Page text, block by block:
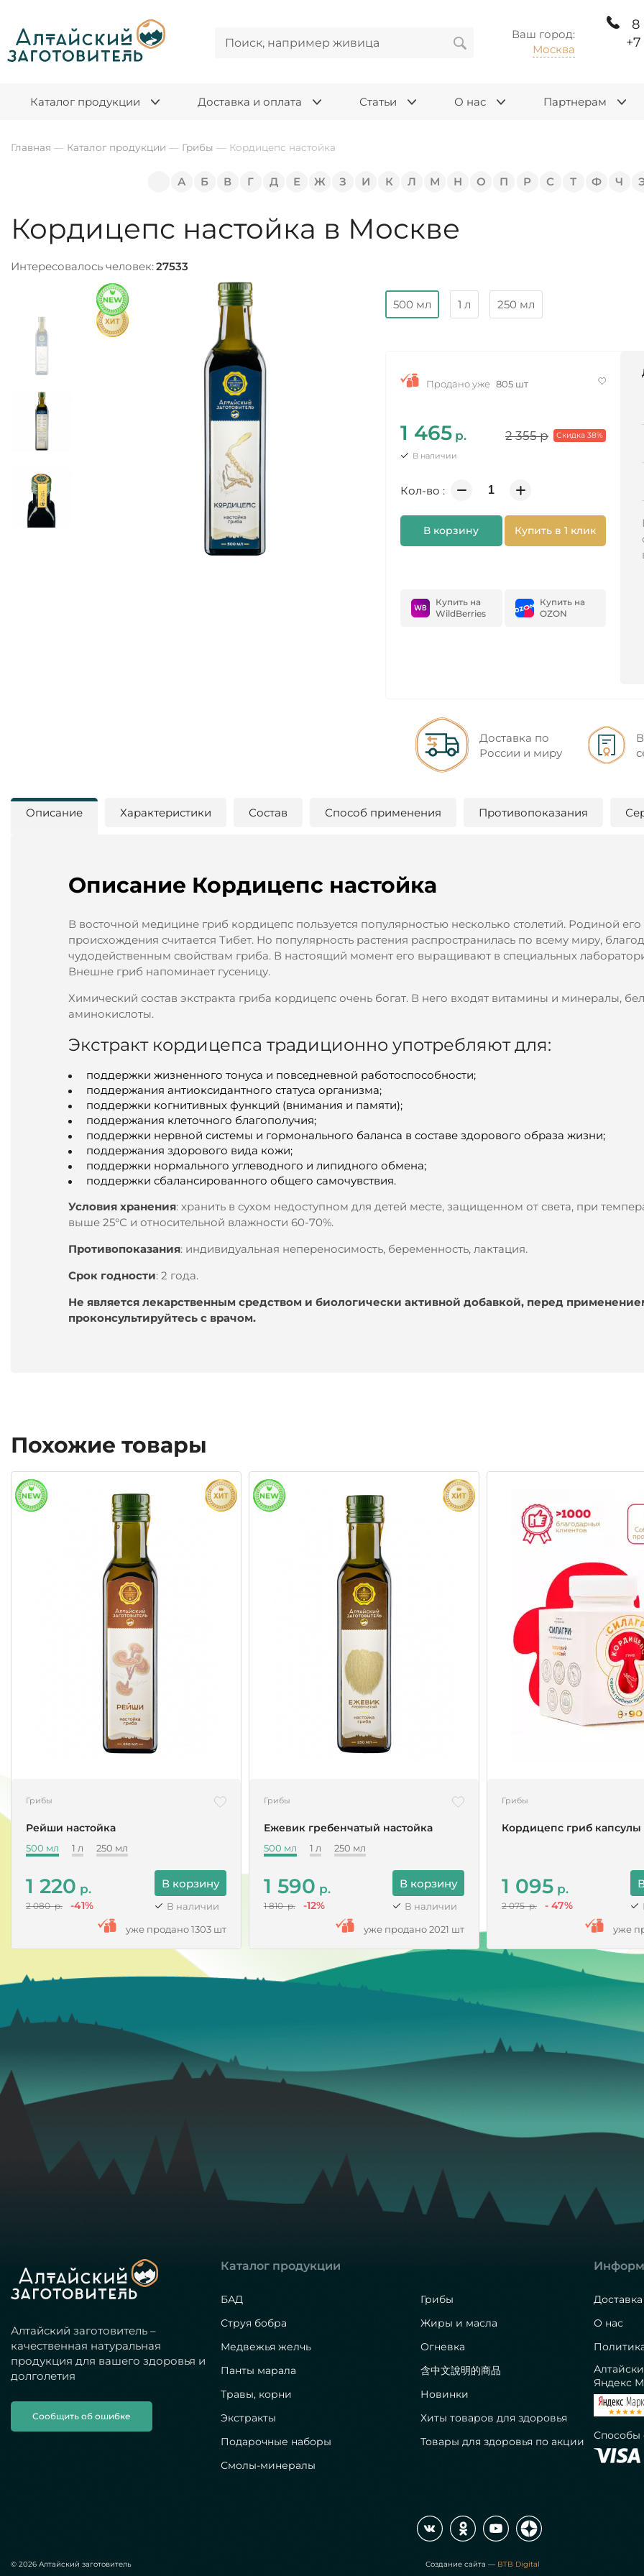
Ваш город:
Москва
8
Каталог продукции Доставка и оплата Статьи О нас Партнерам
Главная — Каталог продукции — Грибы — Кордицепс настойка
А Б В Г Д Е Ж З И К Л М Н О П Р С Т Ф Ч
Кордицепс настойка в Москве
Интересовалось человек:27533
500 мл 1 л 250 мл
Продано уже 805 шт
1 465 р. 2 355р Скидка 38%
В наличии
Кол-во :
В корзину Купить в 1 клик
Купить на
WildBerries
Купить на
OZON
Доставка по
России и миру
Описание Характеристики Состав Способ применения Противопоказания
Описание Кордицепс настойка
В восточной медицине гриб кордицепс пользуется популярностью несколько столетий. Родиной его
происхождения считается Тибет. Но популярность растения распространилась по всему миру,
чудодейственным свойствам гриба. В настоящий момент его выращивают в специальных
Внешне гриб напоминает гусеницу.
Химический состав экстракта гриба кордицепс очень богат. В него входят витамины и минералы,
аминокислоты.
Экстракт кордицепса традиционно употребляют для:
поддержки жизненного тонуса и повседневной работоспособности;
поддержания антиоксидантного статуса организма;
поддержки когнитивных функций (внимания и памяти);
поддержания клеточного благополучия;
поддержки нервной системы и гормонального баланса в составе здорового образа жизни;
поддержания здорового вида кожи;
поддержки нормального углеводного и липидного обмена;
поддержки сбалансированного общего самочувствия.
Условия хранения: хранить в сухом недоступном для детей месте, защищенном от света, при
выше 25°С и относительной влажности 60-70%.
Противопоказания: индивидуальная непереносимость, беременность, лактация.
Срок годности: 2 года.
Не является лекарственным средством и биологически активной добавкой, перед
проконсультируйтесь с врачом.
Похожие товары
Грибы
Рейши настойка
500 мл 1 л 250 мл
1 220р.
2 080 р. -41%
В корзину
В наличии
уже продано 1303 шт
Грибы
Ежевик гребенчатый настойка
500 мл 1 л 250 мл
1 590р.
1 810 р. -12%
В корзину
В наличии
уже продано 2021 шт
Грибы
Кордицепс гриб капсулы
1 095р.
2 075 р. - 47%
уже
Алтайский заготовитель –
качественная натуральная
продукция для вашего здоровья и
долголетия
Сообщить об ошибке
Каталог продукции
БАД
Струя бобра
Медвежья желчь
Панты марала
Травы, корни
Экстракты
Подарочные наборы
Смолы-минералы
Грибы
Жиры и масла
Огневка
含中文說明的商品
Новинки
Хиты товаров для здоровья
Товары для здоровья по акции
О нас
Яндекс
Способы
© 2026 Алтайский заготовитель Создание сайта — BTB Digital